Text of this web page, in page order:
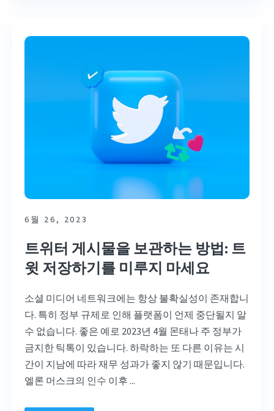
6월 26, 2023
트위터 게시물을 보관하는 방법: 트
윗 저장하기를 미루지 마세요
소셜 미디어 네트워크에는 항상 불확실성이 존재합니
다. 특히 정부 규제로 인해 플랫폼이 언제 중단될지 알
수 없습니다. 좋은 예로 2023년 4월 몬태나 주 정부가
금지한 틱톡이 있습니다. 하락하는 또 다른 이유는 시
간이 지남에 따라 재무 성과가 좋지 않기 때문입니다.
엘론 머스크의 인수 이후 ...